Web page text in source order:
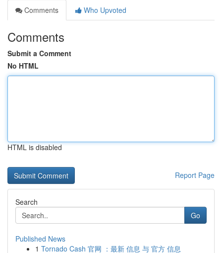
Comments
Who Upvoted
Comments
Submit a Comment
No HTML
HTML is disabled
Report Page
Search
Go
Published News
1 Tornado Cash 官网 ：最新 信息 与 官方 信息